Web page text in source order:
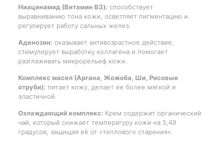
Ниацинамид (Витамин B3): способствует
выравниванию тона кожи, осветляет пигментацию и
регулирует работу сальных желез.
Аденозин: оказывает антивозрастное действие,
стимулирует выработку коллагена и помогает
разглаживать микрорельеф кожи.
Комплекс масел (Аргана, Жожоба, Ши, Рисовые
отруби): питает кожу, делает ее более мягкой и
эластичной.
Охлаждающий комплекс: Крем содержит органический
чай, который снижает температуру кожи на 5,49
градусов, защищая её от «теплового старения».